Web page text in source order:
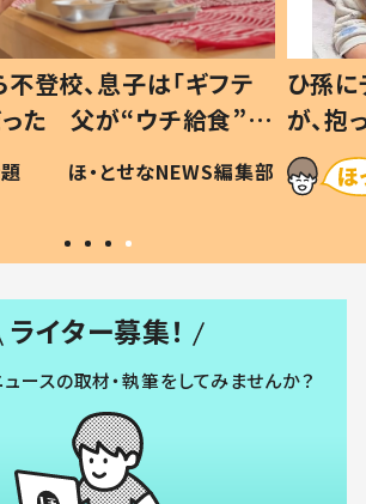
登校、息子は「ギフテ
った 父が“ウチ給食”を
ける理由とは #令和の親
ほ・とせなNEWS編集部
ひ孫
が、
「涙が
い」
ライター募集！
ースの取材・執筆をしてみませんか？